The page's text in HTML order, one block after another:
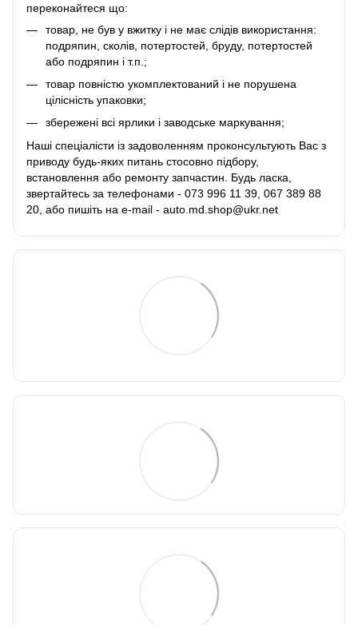
переконайтеся що:
товар, не був у вжитку і не має слідів використання:
подряпин, сколів, потертостей, бруду, потертостей
або подряпин і т.п.;
товар повністю укомплектований і не порушена
цілісність упаковки;
збережені всі ярлики і заводське маркування;
Наші спеціалісти із задоволенням проконсультують Вас з
приводу будь-яких питань стосовно підбору,
встановлення або ремонту запчастин. Будь ласка,
звертайтесь за телефонами - 073 996 11 39, 067 389 88
20, або пишіть на e-mail - auto.md.shop@ukr.net